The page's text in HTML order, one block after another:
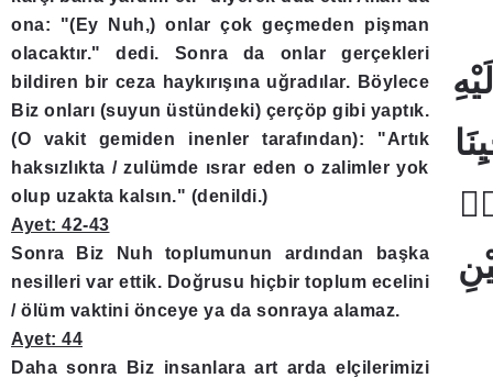
ona: "(Ey Nuh,) onlar çok geçmeden pişman
olacaktır." dedi. Sonra da onlar gerçekleri
bildiren bir ceza haykırışına uğradılar. Böylece
Biz onları (suyun üstündeki) çerçöp gibi yaptık.
(O vakit gemiden inenler tarafından): "Artık
haksızlıkta / zulümde ısrar eden o zalimler yok
olup uzakta kalsın." (denildi.)
Ayet: 42-43
Sonra Biz Nuh toplumunun ardından başka
nesilleri var ettik. Doğrusu hiçbir toplum ecelini
/ ölüm vaktini önceye ya da sonraya alamaz.
Ayet: 44
Daha sonra Biz insanlara art arda elçilerimizi